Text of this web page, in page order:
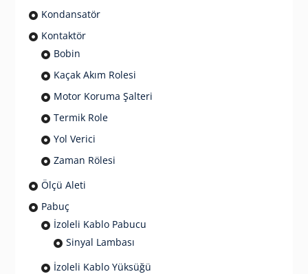
Kondansatör
Kontaktör
Bobin
Kaçak Akım Rolesi
Motor Koruma Şalteri
Termik Role
Yol Verici
Zaman Rölesi
Ölçü Aleti
Pabuç
İzoleli Kablo Pabucu
Sinyal Lambası
İzoleli Kablo Yüksüğü